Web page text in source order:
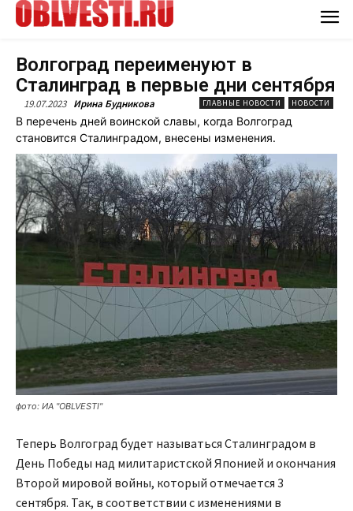
Волгоград переименуют в
Сталинград в первые дни сентября
19.07.2023 Ирина Будникова ГЛАВНЫЕ НОВОСТИ НОВОСТИ
В перечень дней воинской славы, когда Волгоград
становится Сталинградом, внесены изменения.
фото: ИА "OBLVESTI"
Теперь Волгоград будет называться Сталинградом в
День Победы над милитаристской Японией и окончания
Второй мировой войны, который отмечается 3
сентября. Так, в соответствии с изменениями в